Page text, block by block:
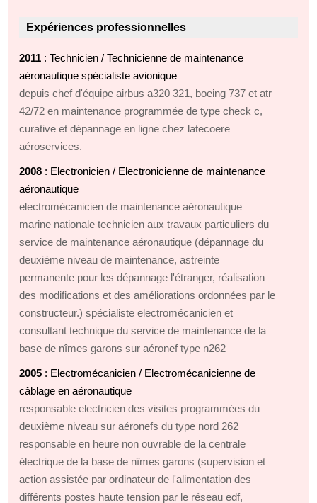
Expériences professionnelles
2011 : Technicien / Technicienne de maintenance
aéronautique spécialiste avionique
depuis chef d'équipe airbus a320 321, boeing 737 et atr
42/72 en maintenance programmée de type check c,
curative et dépannage en ligne chez latecoere
aéroservices.
2008 : Electronicien / Electronicienne de maintenance
aéronautique
electromécanicien de maintenance aéronautique
marine nationale technicien aux travaux particuliers du
service de maintenance aéronautique (dépannage du
deuxième niveau de maintenance, astreinte
permanente pour les dépannage l'étranger, réalisation
des modifications et des améliorations ordonnées par le
constructeur.) spécialiste electromécanicien et
consultant technique du service de maintenance de la
base de nîmes garons sur aéronef type n262
2005 : Electromécanicien / Electromécanicienne de
câblage en aéronautique
responsable electricien des visites programmées du
deuxième niveau sur aéronefs du type nord 262
responsable en heure non ouvrable de la centrale
électrique de la base de nîmes garons (supervision et
action assistée par ordinateur de l'alimentation des
différents postes haute tension par le réseau edf,